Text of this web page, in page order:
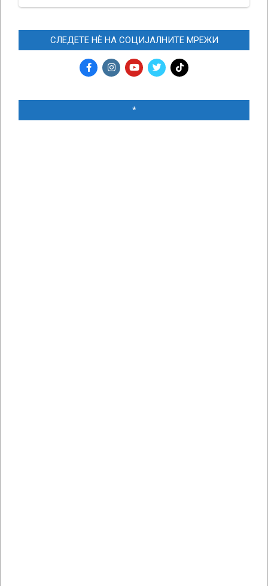
СЛЕДЕТЕ НЀ НА СОЦИЈАЛНИТЕ МРЕЖИ
*